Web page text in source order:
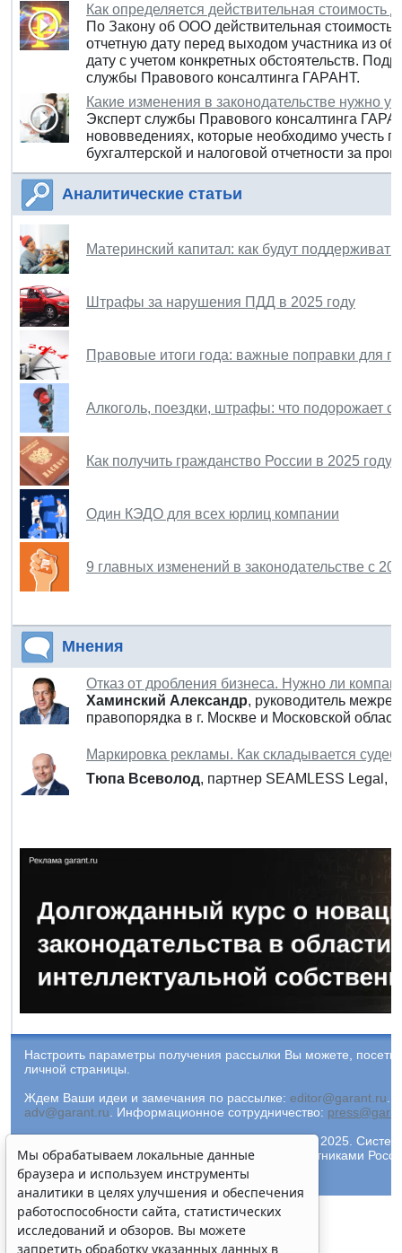
Как определяется действительная стоимость
По Закону об ООО действительная
отчетную дату перед выходом участника из
дату с учетом конкретных обстоятельств.
службы Правового консалтинга ГАРАНТ.
Какие изменения в законодательстве нужно
Эксперт службы Правового консалтинга
нововведениях, которые необходимо учесть
бухгалтерской и налоговой отчетности за
Аналитические статьи
Материнский капитал: как будут
Штрафы за нарушения ПДД в 2025 году
Правовые итоги года: важные поправки для
Алкоголь, поездки, штрафы: что подорожает с
Как получить гражданство России в 2025 году
Один КЭДО для всех юрлиц компании
9 главных изменений в законодательстве с
Мнения
Отказ от дробления бизнеса. Нужно ли
Хаминский Александр, руководитель
правопорядка в г. Москве и Московской
Маркировка рекламы. Как складывается
Тюпа Всеволод, партнер SEAMLESS Legal,
Настроить параметры получения рассылки Вы можете,
личной страницы.
Ждем Ваши идеи и замечания по рассылке: editor@garant.ru
adv@garant.ru
Информационное сотрудничество:
© ООО "НПП "ГАРАНТ-СЕРВИС-УНИВЕРСИТЕТ", 2025. Система
Компания "Гарант" и ее партнеры являются участниками
ГАРАНТ.
Мы обрабатываем локальные данные
браузера и используем инструменты
аналитики в целях улучшения и обеспечения
работоспособности сайта, статистических
исследований и обзоров. Вы можете
запретить обработку указанных данных в